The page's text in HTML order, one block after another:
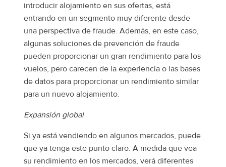
introducir alojamiento en sus ofertas, está
entrando en un segmento muy diferente desde
una perspectiva de fraude. Además, en este caso,
algunas soluciones de prevención de fraude
pueden proporcionar un gran rendimiento para los
vuelos, pero carecen de la experiencia o las bases
de datos para proporcionar un rendimiento similar
para un nuevo alojamiento.
Expansión global
Si ya está vendiendo en algunos mercados, puede
que ya tenga este punto claro. A medida que vea
su rendimiento en los mercados, verá diferentes